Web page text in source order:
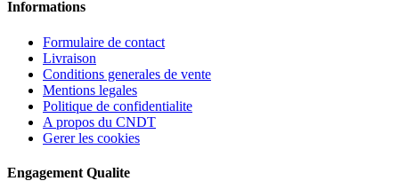
Informations
Formulaire de contact
Livraison
Conditions generales de vente
Mentions legales
Politique de confidentialite
A propos du CNDT
Gerer les cookies
Engagement Qualite